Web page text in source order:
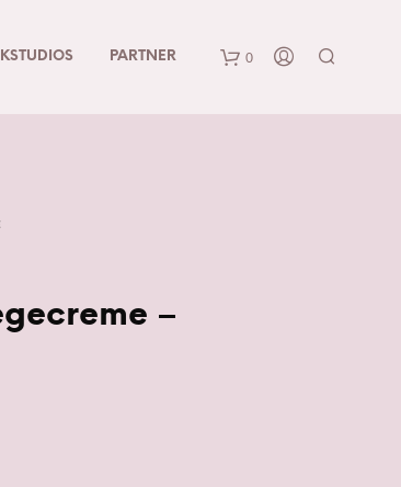
0
PARTNER
–